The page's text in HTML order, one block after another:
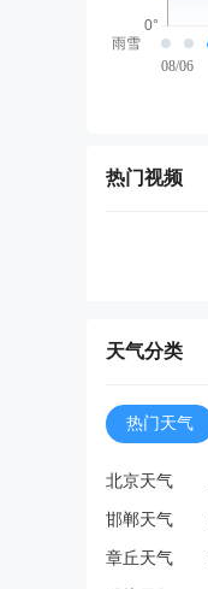
雨雪
08/06
热门视频
天气分类
热门天气
北京天气
邯郸天气
章丘天气